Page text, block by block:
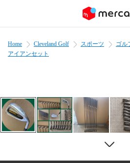
Home Cleveland Golf スポーツ ゴル
アイアンセット